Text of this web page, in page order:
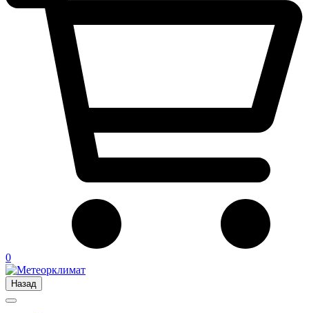
0
Назад